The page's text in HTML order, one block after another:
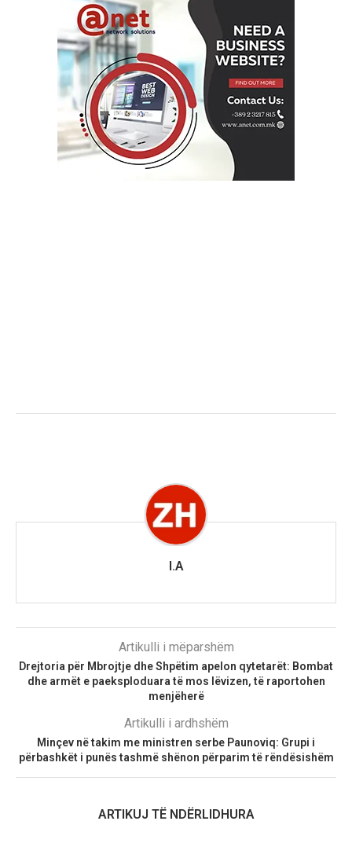
I.A
Artikulli i mëparshëm
Drejtoria për Mbrojtje dhe Shpëtim apelon qytetarët: Bombat
dhe armët e paeksploduara të mos lëvizen, të raportohen
menjëherë
Artikulli i ardhshëm
Minçev në takim me ministren serbe Paunoviq: Grupi i
përbashkët i punës tashmë shënon përparim të rëndësishëm
ARTIKUJ TË NDËRLIDHURA